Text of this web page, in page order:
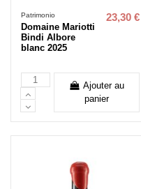
Patrimonio
Domaine Mariotti
Bindi Albore
blanc 2025
23,30 €
Ajouter au
panier